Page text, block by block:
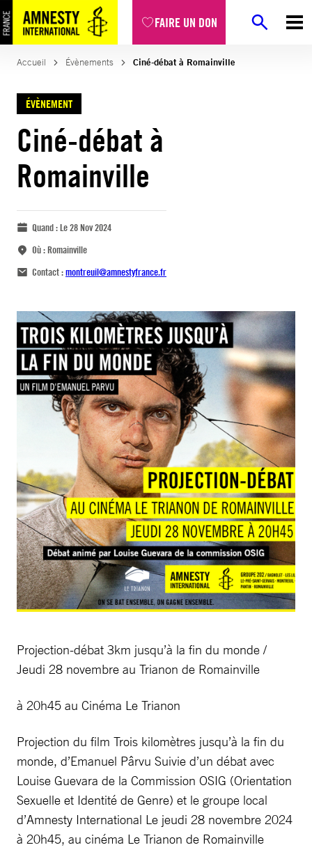
FAIRE UN DON
Accueil Évènements Ciné-débat à Romainville
ÉVÈNEMENT
Ciné-débat à
Romainville
Quand :Le 28 Nov 2024
Où :Romainville
Contact :montreuil@amnestyfrance.fr
Projection-débat 3km jusqu’à la fin du monde /
Jeudi 28 novembre au Trianon de Romainville
à 20h45 au Cinéma Le Trianon
Projection du film Trois kilomètres jusqu’à la fin du
monde, d’Emanuel Pârvu Suivie d’un débat avec
Louise Guevara de la Commission OSIG (Orientation
Sexuelle et Identité de Genre) et le groupe local
d’Amnesty International Le jeudi 28 novembre 2024
à 20h45, au cinéma Le Trianon de Romainville